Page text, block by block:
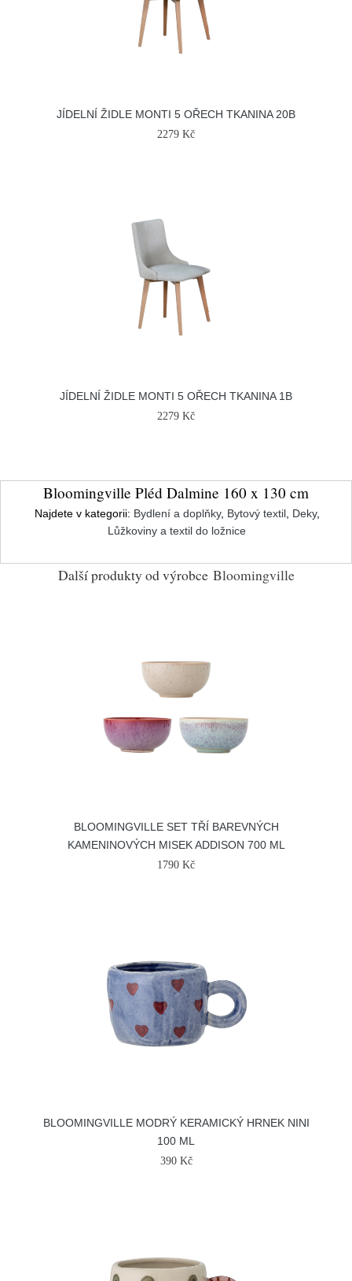
JÍDELNÍ ŽIDLE MONTI 5 OŘECH TKANINA 20B
2279 Kč
JÍDELNÍ ŽIDLE MONTI 5 OŘECH TKANINA 1B
2279 Kč
Bloomingville Pléd Dalmine 160 x 130 cm
Najdete v kategorii: Bydlení a doplňky, Bytový textil, Deky,
Lůžkoviny a textil do ložnice
Další produkty od výrobce Bloomingville
BLOOMINGVILLE SET TŘÍ BAREVNÝCH
KAMENINOVÝCH MISEK ADDISON 700 ML
1790 Kč
BLOOMINGVILLE MODRÝ KERAMICKÝ HRNEK NINI
100 ML
390 Kč